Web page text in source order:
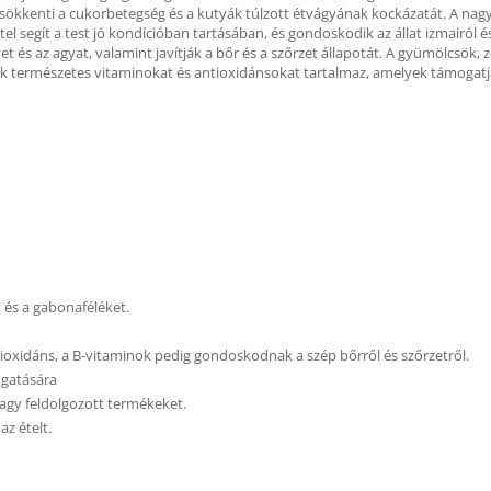
a cukorbetegség és a kutyák túlzott étvágyának kockázatát. A
a test jó kondícióban tartásában, és gondoskodik az állat izmairól
és az agyat, valamint javítják a bőr és a szőrzet állapotát. A gyümölcsök,
természetes vitaminokat és antioxidánsokat tartalmaz, amelyek
a gabonaféléket.
a B-vitaminok pedig gondoskodnak a szép bőrről és szőrzetről.
feldolgozott termékeket.
ételt.